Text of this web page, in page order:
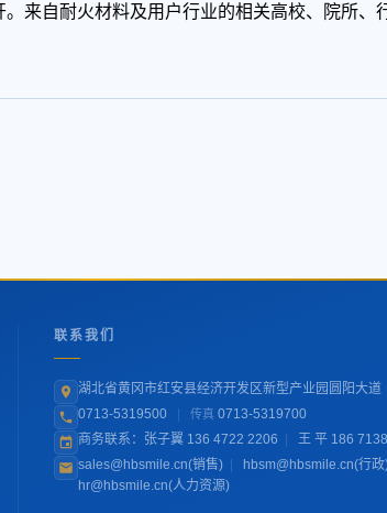
来自耐火材料及用户行业的相关高校、院所
联系我们
湖北省黄冈市红安县经济开发区新型产业园圆阳大道
0713-5319500
传真 0713-5319700
商务联系：张子翼 136 4722 2206
王 平 186
sales@hbsmile.cn(销售)
hbsm@hbsmile.cn(行政
hr@hbsmile.cn(人力资源)